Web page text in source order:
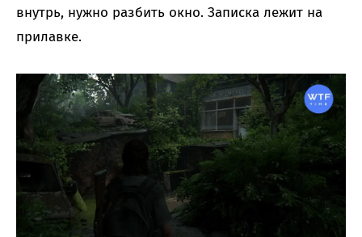
внутрь, нужно разбить окно. Записка лежит на
прилавке.